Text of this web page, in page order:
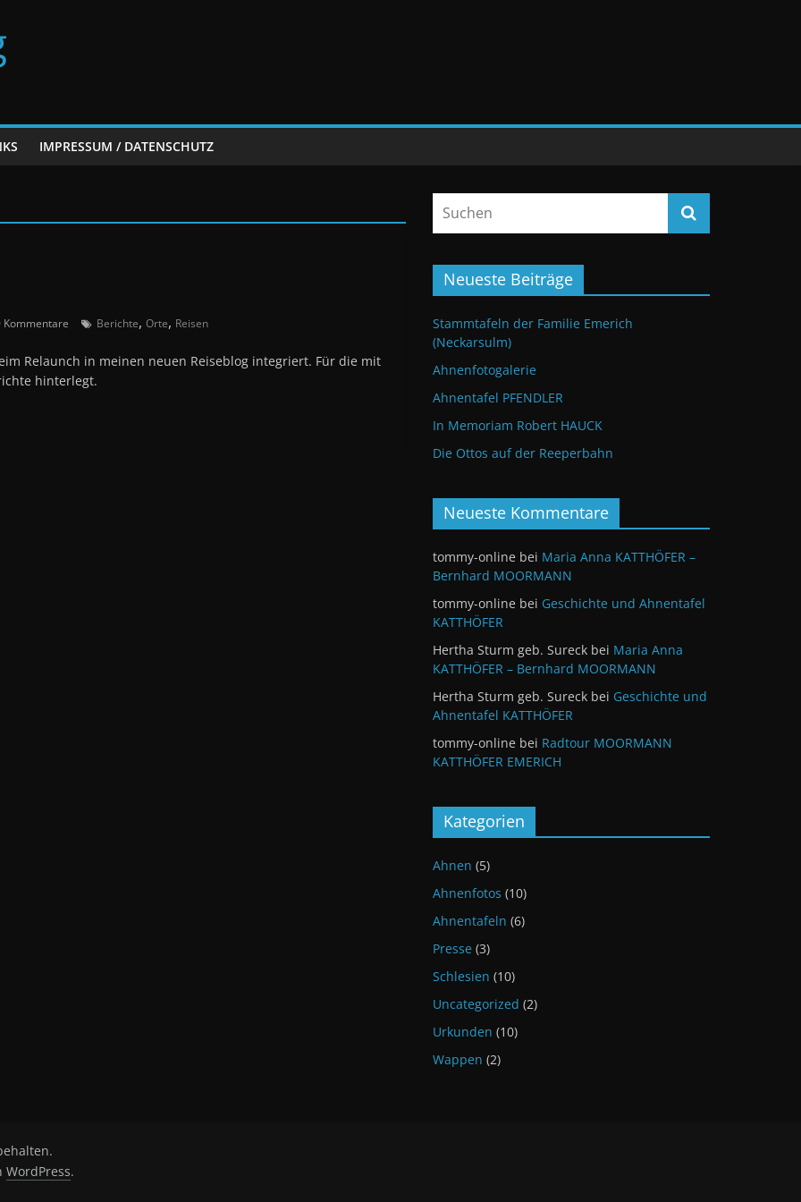
IMPRESSUM / DATENSCHUTZ
Kommentare Berichte, Orte, Reisen
Relaunch in meinen neuen Reiseblog integriert. Für die mit
hinterlegt.
Neueste Beiträge
Stammtafeln der Familie Emerich
(Neckarsulm)
Ahnenfotogalerie
Ahnentafel PFENDLER
In Memoriam Robert HAUCK
Die Ottos auf der Reeperbahn
Neueste Kommentare
tommy-online bei Maria Anna KATTHÖFER –
Bernhard MOORMANN
tommy-online bei Geschichte und Ahnentafel
KATTHÖFER
Hertha Sturm geb. Sureck bei Maria Anna
KATTHÖFER – Bernhard MOORMANN
Hertha Sturm geb. Sureck bei Geschichte und
Ahnentafel KATTHÖFER
tommy-online bei Radtour MOORMANN
KATTHÖFER EMERICH
Kategorien
Ahnen (5)
Ahnenfotos (10)
Ahnentafeln (6)
Presse (3)
Schlesien (10)
Uncategorized (2)
Urkunden (10)
Wappen (2)
WordPress.